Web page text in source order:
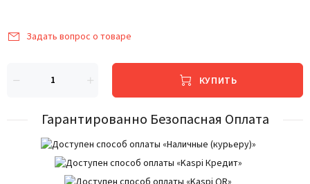
Задать вопрос о товаре
КУПИТЬ
Гарантированно Безопасная Оплата